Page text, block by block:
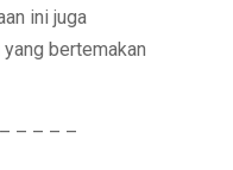
ini juga
bertemakan
– – – –